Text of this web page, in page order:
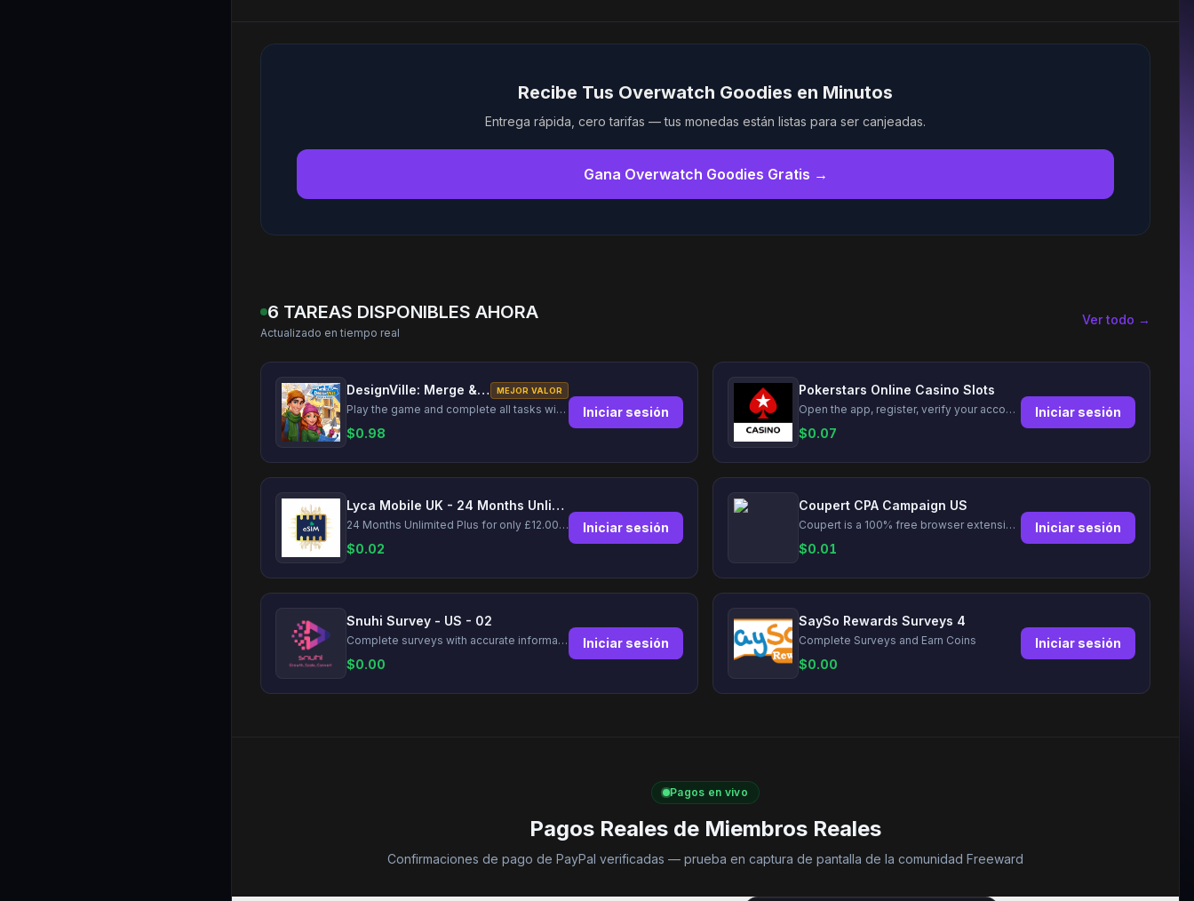
Recibe Tus Overwatch Goodies en Minutos
Entrega rápida, cero tarifas — tus monedas están listas para ser canjeadas.
Gana Overwatch Goodies Gratis →
6 TAREAS DISPONIBLES AHORA
Actualizado en tiempo real
Ver todo →
DesignVille: Merge & Design MEJOR VALOR
Play the game and complete all tasks within the specified timeframes.
$0.98
Iniciar sesión
Pokerstars Online Casino Slots
Open the app, register, verify your account, deposit and wager a minimum of €10 using a valid credit card.
$0.07
Iniciar sesión
Lyca Mobile UK - 24 Months Unlimited Plus!
24 Months Unlimited Plus for only £12.00 monthly for the first 6 months, then £24. Activate your new service today for just £12.00 to earn reward.
$0.02
Iniciar sesión
Coupert CPA Campaign US
Coupert is a 100% free browser extension to automatically find and apply coupons, and offer cashback. Coupert will let you know if there are available coupons and a Cash Back reward available during your shopping journey.
$0.01
Iniciar sesión
Snuhi Survey - US - 02
Complete surveys with accurate information and earn up to $5 per survey!
$0.00
Iniciar sesión
SaySo Rewards Surveys 4
Complete Surveys and Earn Coins
$0.00
Iniciar sesión
Pagos en vivo
Pagos Reales de Miembros Reales
Confirmaciones de pago de PayPal verificadas — prueba en captura de pantalla de la comunidad Freeward